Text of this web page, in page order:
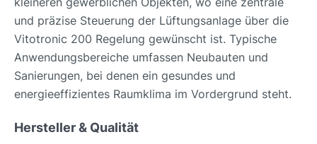
und präzise Steuerung der Lüftungsanlage über die
Vitotronic 200 Regelung gewünscht ist. Typische
Anwendungsbereiche umfassen Neubauten und
Sanierungen, bei denen ein gesundes und
energieeffizientes Raumklima im Vordergrund steht.
Hersteller & Qualität